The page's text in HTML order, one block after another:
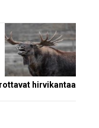
hirvikantaa